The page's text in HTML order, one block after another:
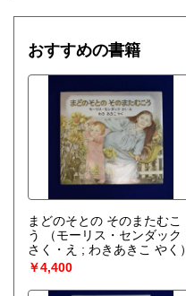
おすすめの書籍
まどのそとの そのまたむこ
う
（モーリス・センダック
さく・え ; わきあきこ やく）
￥4,400